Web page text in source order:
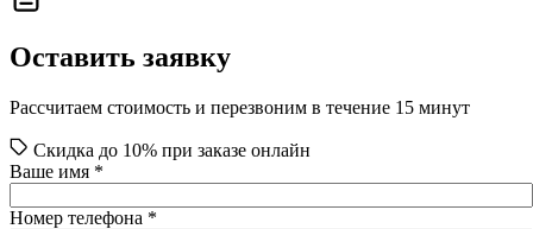
Оставить заявку
Рассчитаем стоимость и перезвоним в течение 15 минут
Скидка до 10% при заказе онлайн
Ваше имя *
Номер телефона *